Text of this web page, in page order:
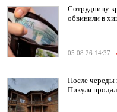
Сотрудницу
обвинили в
05.08.26 14:37
После череды
Пикуля